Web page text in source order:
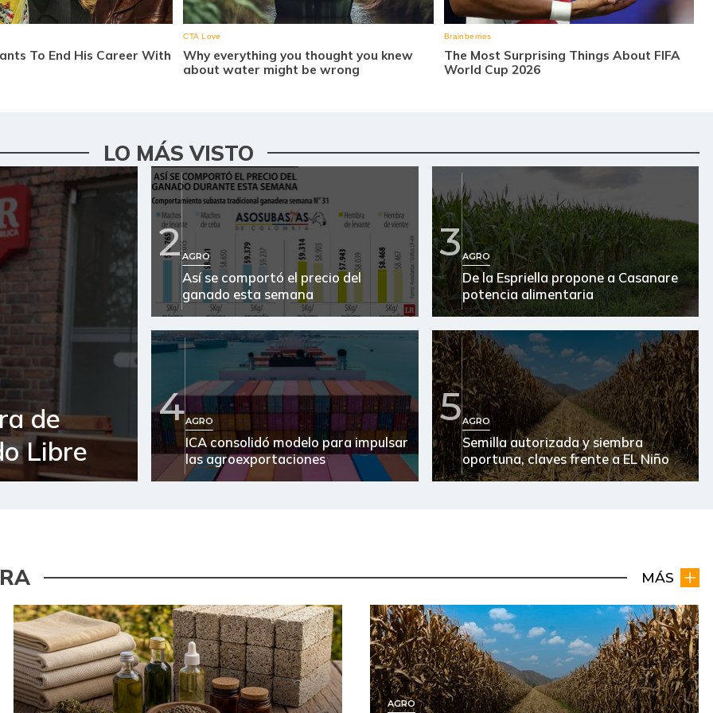
LO MÁS VISTO
de
Libre
2AGRO
Así se comportó el precio del
ganado esta semana
3AGRO
De la Espriella propone a Casanare
potencia alimentaria
4AGRO
ICA consolidó modelo para impulsar
las agroexportaciones
5AGRO
Semilla autorizada y siembra
oportuna, claves frente a EL Niño
MÁS
AGRO